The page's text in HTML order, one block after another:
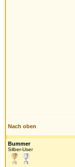
Nach oben
Bummer
Silber-User